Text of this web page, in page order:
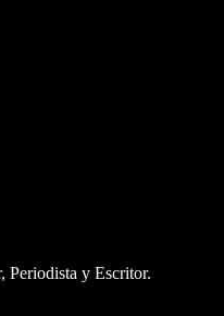
Periodista y Escritor.